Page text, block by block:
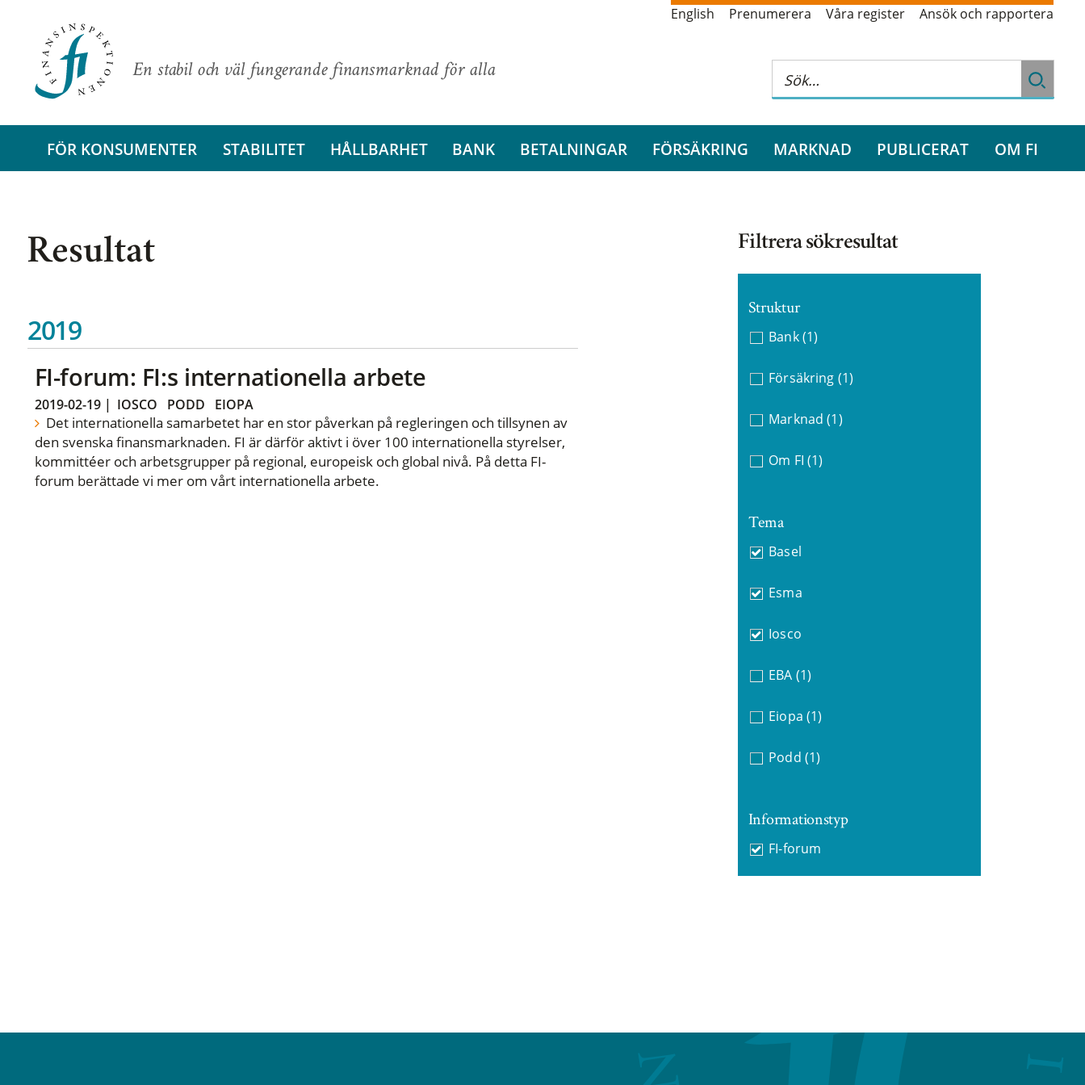
En stabil och väl fungerande finansmarknad för alla
English Prenumerera Våra register Ansök och rapportera
FÖR KONSUMENTER STABILITET HÅLLBARHET BANK BETALNINGAR FÖRSÄKRING MARKNAD PUBLICERAT OM FI
Resultat
2019
FI-forum: FI:s internationella arbete
2019-02-19| IOSCO PODD EIOPA
Det internationella samarbetet har en stor påverkan på regleringen och tillsynen av
den svenska finansmarknaden. FI är därför aktivt i över 100 internationella styrelser,
kommittéer och arbetsgrupper på regional, europeisk och global nivå. På detta FI-
forum berättade vi mer om vårt internationella arbete.
Filtrera sökresultat
Struktur
Bank (1)
Försäkring (1)
Marknad (1)
Om FI (1)
Tema
Basel
Esma
Iosco
EBA (1)
Eiopa (1)
Podd (1)
Informationstyp
FI-forum